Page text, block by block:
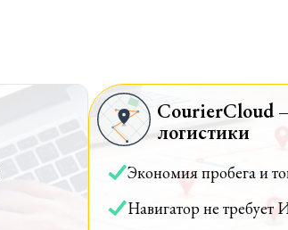
CourierCloud
логистики
Экономия пробега и
Навигатор не требует